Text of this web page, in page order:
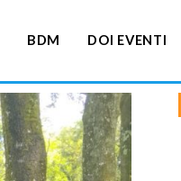
BDM DOI EVENTI